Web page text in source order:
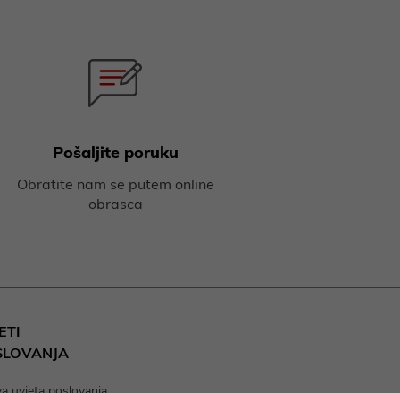
Pošaljite poruku
Obratite nam se putem online
obrasca